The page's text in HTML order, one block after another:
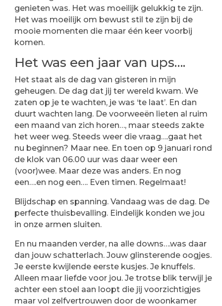
genieten was. Het was moeilijk gelukkig te zijn.
Het was moeilijk om bewust stil te zijn bij de
mooie momenten die maar één keer voorbij
komen.
Het was een jaar van ups….
Het staat als de dag van gisteren in mijn
geheugen. De dag dat jij ter wereld kwam. We
zaten op je te wachten, je was ‘te laat’. En dan
duurt wachten lang. De voorweeën lieten al ruim
een maand van zich horen…, maar steeds zakte
het weer weg. Steeds weer die vraag….gaat het
nu beginnen? Maar nee. En toen op 9 januari rond
de klok van 06.00 uur was daar weer een
(voor)wee. Maar deze was anders. En nog
een….en nog een…. Even timen. Regelmaat!
Blijdschap en spanning. Vandaag was de dag. De
perfecte thuisbevalling. Eindelijk konden we jou
in onze armen sluiten.
En nu maanden verder, na alle downs….was daar
dan jouw schatterlach. Jouw glinsterende oogjes.
Je eerste kwijlende eerste kusjes. Je knuffels.
Alleen maar liefde voor jou. Je trotse blik terwijl je
achter een stoel aan loopt die jij voorzichtigjes
maar vol zelfvertrouwen door de woonkamer